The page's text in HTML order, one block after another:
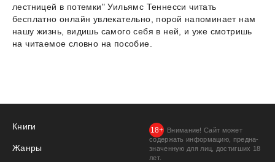
лестницей в потемки" Уильямс Теннесси читать
бесплатно онлайн увлекательно, порой напоминает нам
нашу жизнь, видишь самого себя в ней, и уже смотришь
на читаемое словно на пособие.
Книги
Жанры
Внимание! Сайт может
содержать информацию, предна­
значенную для лиц, дости­гших 18
лет.